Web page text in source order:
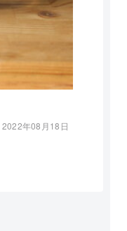
2022年08月18日